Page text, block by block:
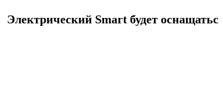
Электрический Smart будет